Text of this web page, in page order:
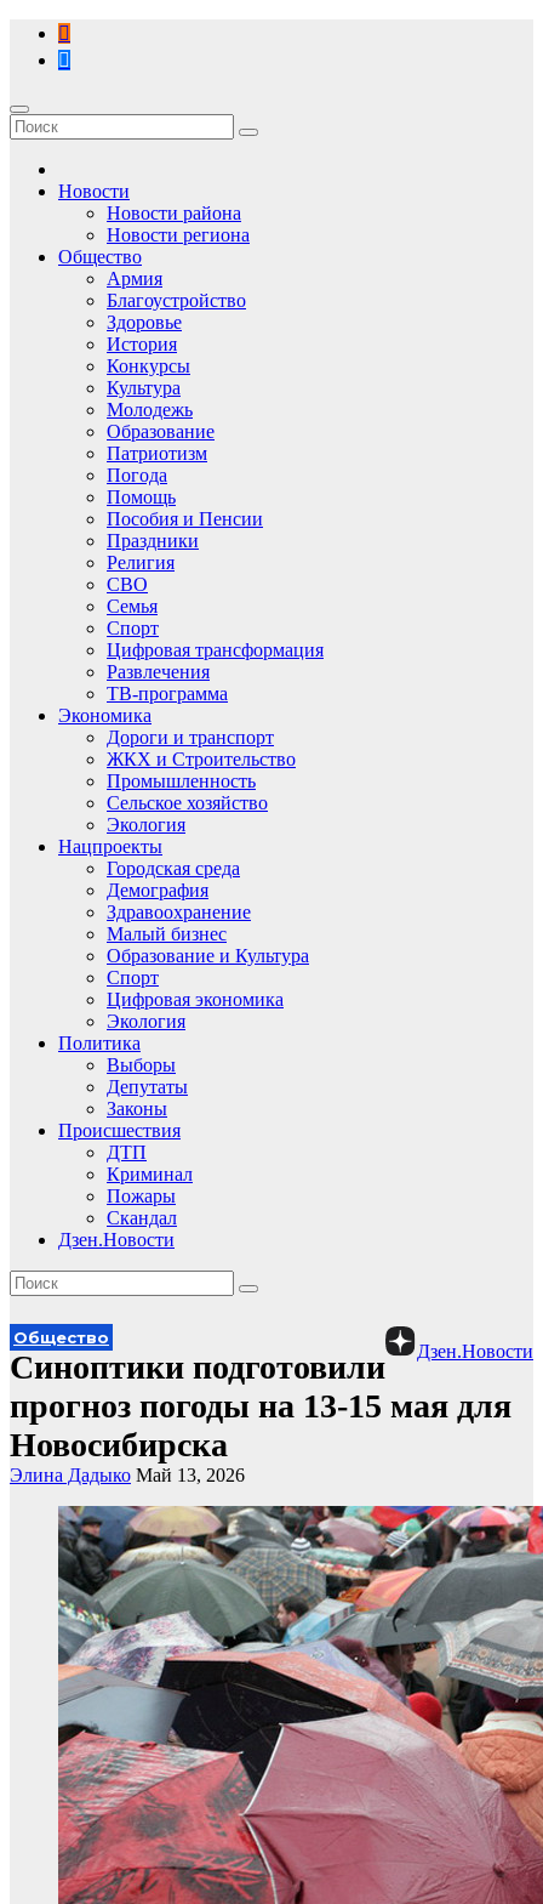
Перейти
содержимому
Новости
Новости района
Новости региона
Общество
Армия
Благоустройство
Здоровье
История
Конкурсы
Культура
Молодежь
Образование
Патриотизм
Погода
Помощь
Пособия и Пенсии
Праздники
Религия
СВО
Семья
Спорт
Цифровая трансформация
Развлечения
ТВ-программа
Экономика
Дороги и транспорт
ЖКХ и Строительство
Промышленность
Сельское хозяйство
Экология
Нацпроекты
Городская среда
Демография
Здравоохранение
Малый бизнес
Образование и Культура
Спорт
Цифровая экономика
Экология
Политика
Выборы
Депутаты
Законы
Происшествия
ДТП
Криминал
Пожары
Скандал
Дзен.Новости
Дзен.Новости
Общество
Синоптики подготовили
прогноз погоды на 13-15 мая для
Новосибирска
Элина Дадыко Май 13, 2026